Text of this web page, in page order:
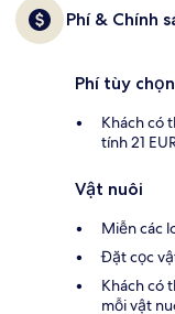
Phí & Chính
Phí tùy chọn
Khách có
tính 21
Vật nuôi
Miễn các
Đặt cọc
Khách có
mỗi vật